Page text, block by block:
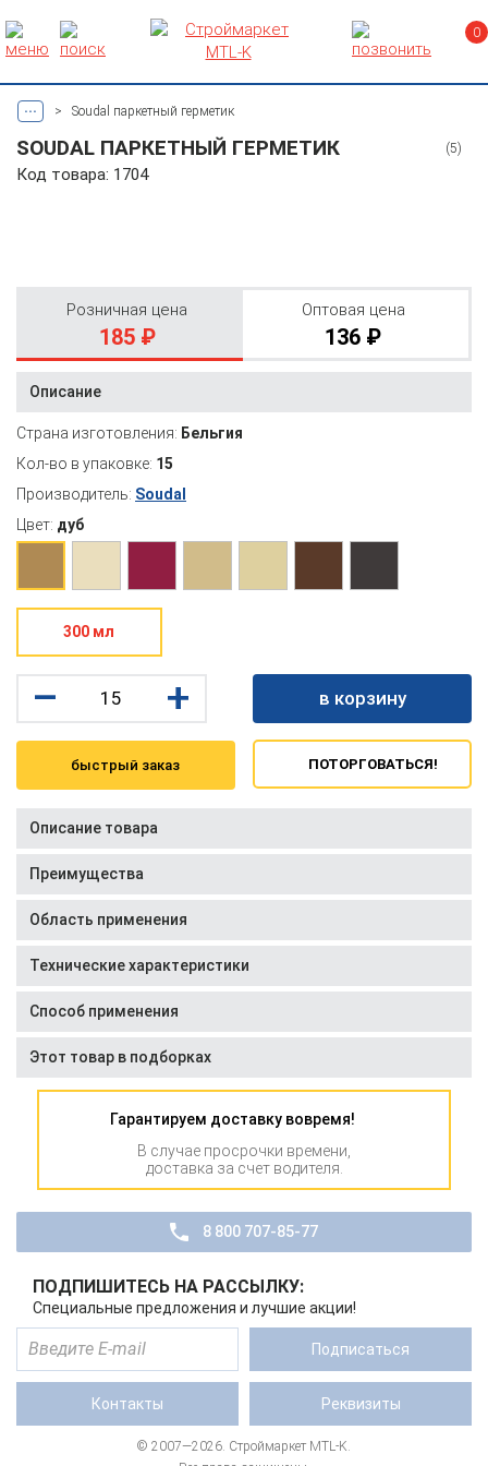
0
... > Soudal паркетный герметик
SOUDAL ПАРКЕТНЫЙ ГЕРМЕТИК (5)
Код товара: 1704
Розничная цена
185 ₽
Оптовая цена
136 ₽
Описание
Страна изготовления: Бельгия
Кол-во в упаковке: 15
Производитель: Soudal
Цвет: дуб
300 мл
– + в корзину
быстрый заказ ПОТОРГОВАТЬСЯ!
Описание товара
Преимущества
Область применения
Технические характеристики
Способ применения
Этот товар в подборках
Гарантируем доставку вовремя!
В случае просрочки времени,
доставка за счет водителя.
8 800 707-85-77
ПОДПИШИТЕСЬ НА РАССЫЛКУ:
Специальные предложения и лучшие акции!
Подписаться
Контакты Реквизиты
© 2007—2026. Строймаркет MTL-K.